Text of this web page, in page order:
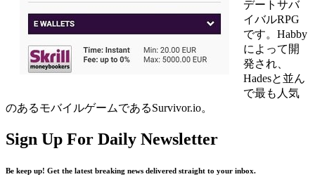
デートサバ
イバルRPG
です。Habby
によって開
発され、
Hadesと並ん
で最も人気
のあるモバイルゲームであるSurvivor.io。
Sign Up For Daily Newsletter
Be keep up! Get the latest breaking news delivered straight to your inbox.